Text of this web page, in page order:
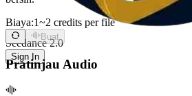
Seedance 2.0
Sign In
Biaya:1~2 credits per file
Buat
Pratinjau Audio